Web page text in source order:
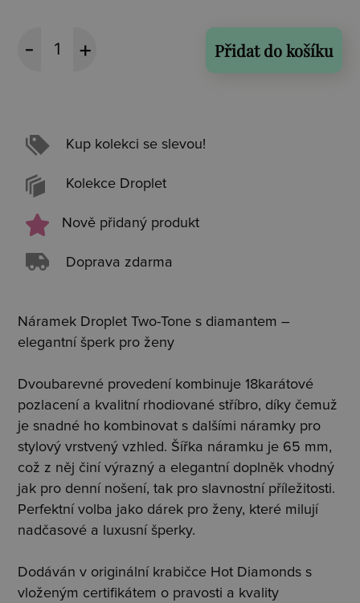
Přidat do košíku
Kup kolekci se slevou!
Kolekce Droplet
Nově přidaný produkt
Doprava zdarma
Náramek Droplet Two-Tone s diamantem –
elegantní šperk pro ženy
Dvoubarevné provedení kombinuje 18karátové
pozlacení a kvalitní rhodiované stříbro, díky čemuž
je snadné ho kombinovat s dalšími náramky pro
stylový vrstvený vzhled. Šířka náramku je 65 mm,
což z něj činí výrazný a elegantní doplněk vhodný
jak pro denní nošení, tak pro slavnostní příležitosti.
Perfektní volba jako dárek pro ženy, které milují
nadčasové a luxusní šperky.
Dodáván v originální krabičce Hot Diamonds s
vloženým certifikátem o pravosti a kvality